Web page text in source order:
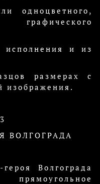
одноцветного,
исполнения и из
размерах с
изображения.
ВОЛГОГРАДА
Волгограда